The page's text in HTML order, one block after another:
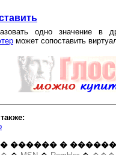
одно значение в
может сопоставить
������ �